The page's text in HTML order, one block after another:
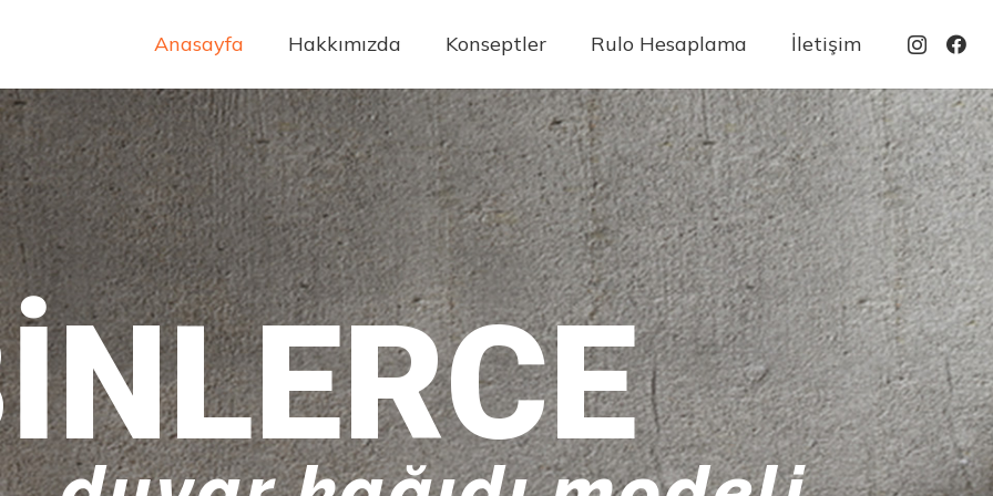
Anasayfa Hakkımızda Konseptler Rulo Hesaplama İletişim